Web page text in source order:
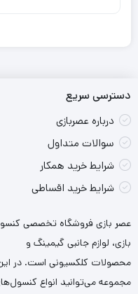
دسترسی سریع
درباره عصربازی
سوالات متداول
شرایط خرید همکار
شرایط خرید اقساطی
عصر بازی فروشگاه تخصصی
بازی، لوازم جانبی گیمینگ و
محصولات کلکسیونی است. در
مجموعه می‌توانید انواع